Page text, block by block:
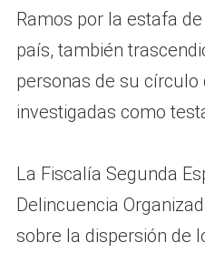
Ramos por la estafa
país, también
personas de su círculo
investigadas como
La Fiscalía Segunda
Delincuencia
sobre la dispersión de